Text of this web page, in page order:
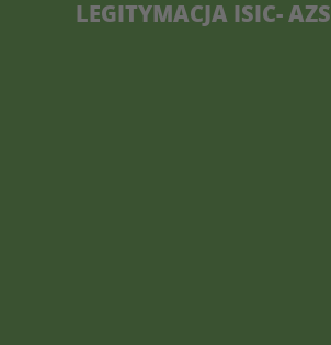
LEGITYMACJA ISIC- AZS